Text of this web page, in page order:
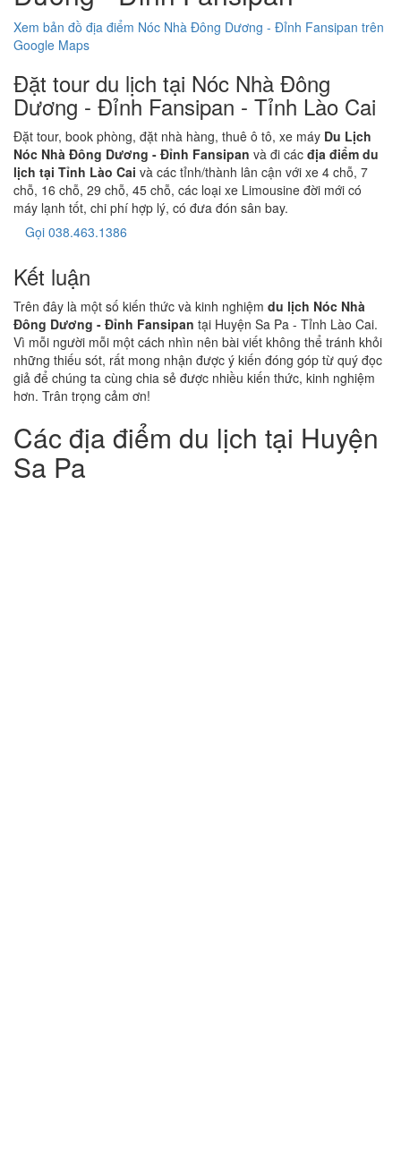
Xem bản đồ địa điểm Nóc Nhà Đông Dương - Đỉnh Fansipan trên
Google Maps
Đặt tour du lịch tại Nóc Nhà Đông
Dương - Đỉnh Fansipan - Tỉnh Lào Cai
Đặt tour, book phòng, đặt nhà hàng, thuê ô tô, xe máy Du Lịch
Nóc Nhà Đông Dương - Đỉnh Fansipan và đi các địa điểm du
lịch tại Tỉnh Lào Cai và các tỉnh/thành lân cận với xe 4 chỗ, 7
chỗ, 16 chỗ, 29 chỗ, 45 chỗ, các loại xe Limousine đời mới có
máy lạnh tốt, chi phí hợp lý, có đưa đón sân bay.
Gọi 038.463.1386
Kết luận
Trên đây là một số kiến thức và kinh nghiệm du lịch Nóc Nhà
Đông Dương - Đỉnh Fansipan tại Huyện Sa Pa - Tỉnh Lào Cai.
Vì mỗi người mỗi một cách nhìn nên bài viết không thể tránh khỏi
những thiếu sót, rất mong nhận được ý kiến đóng góp từ quý đọc
giả để chúng ta cùng chia sẻ được nhiều kiến thức, kinh nghiệm
hơn. Trân trọng cảm ơn!
Các địa điểm du lịch tại Huyện
Sa Pa